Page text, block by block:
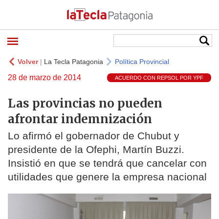
Volver| La Tecla Patagonia Política Provincial
28 de marzo de 2014 ACUERDO CON REPSOL POR YPF
Las provincias no pueden
afrontar indemnización
Lo afirmó el gobernador de Chubut y
presidente de la Ofephi, Martín Buzzi.
Insistió en que se tendrá que cancelar con
utilidades que genere la empresa nacional